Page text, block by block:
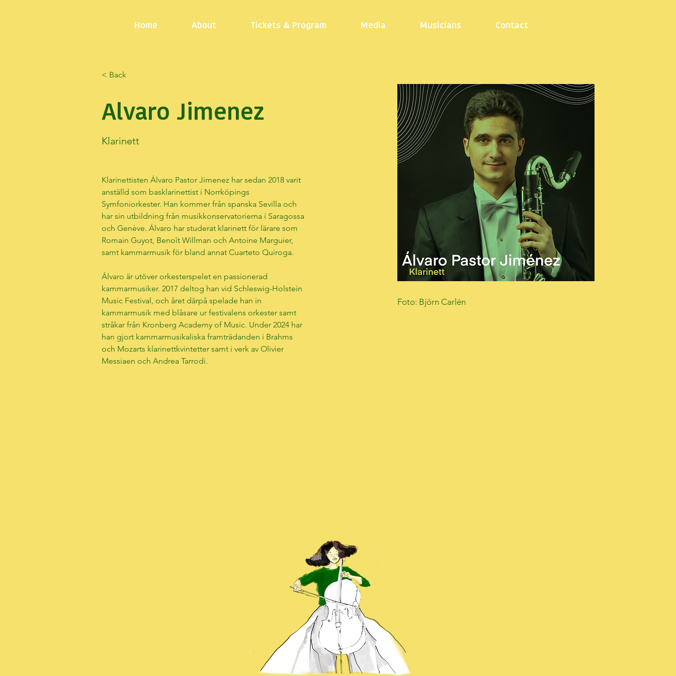
Home About Tickets & Program Media Musicians Contact
< Back
Alvaro Jimenez
Klarinett
Klarinettisten Álvaro Pastor Jimenez har sedan 2018 varit
anställd som basklarinettist i Norrköpings
Symfoniorkester. Han kommer från spanska Sevilla och
har sin utbildning från musikkonservatorierna i Saragossa
och Genève. Álvaro har studerat klarinett för lärare som
Romain Guyot, Benoît Willman och Antoine Marguier,
samt kammarmusik för bland annat Cuarteto Quiroga.
Álvaro är utöver orkesterspelet en passionerad
kammarmusiker. 2017 deltog han vid Schleswig-Holstein
Music Festival, och året därpå spelade han in
kammarmusik med blåsare ur festivalens orkester samt
stråkar från Kronberg Academy of Music. Under 2024 har
han gjort kammarmusikaliska framträdanden i Brahms
och Mozarts klarinettkvintetter samt i verk av Olivier
Messiaen och Andrea Tarrodi.
Foto: Björn Carlén